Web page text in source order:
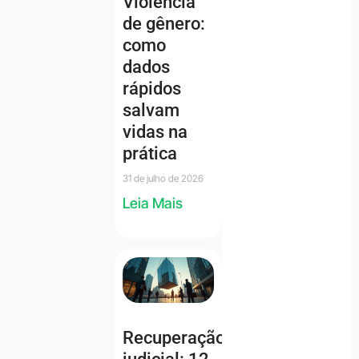
de gênero:
como
dados
rápidos
salvam
vidas na
prática
31 de julho de 2026
Leia Mais
Recuperação